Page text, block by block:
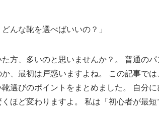
んな靴を選べばいいの？」
方、多いのと思いませんか？。 普通の
、最初は戸惑いますよね。 この記事で
選びのポイントをまとめました。 自分
ほど変わりますよ。 私は「初心者が最